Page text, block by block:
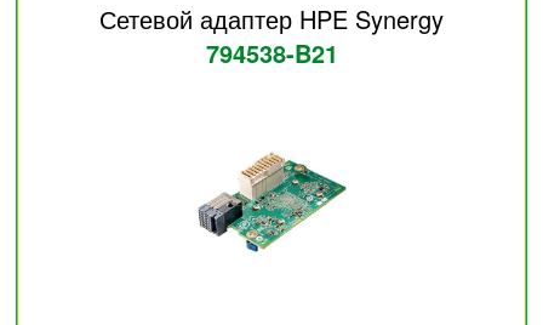
Сетевой адаптер HPE Synergy
794538-B21